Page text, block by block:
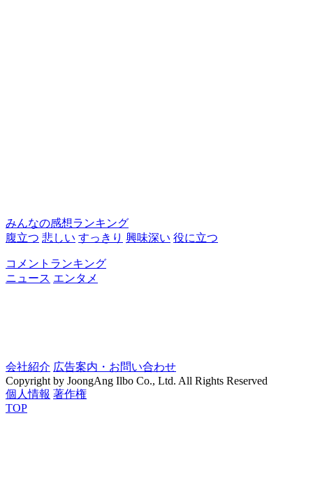
みんなの感想ランキング
腹立つ 悲しい すっきり 興味深い 役に立つ
コメントランキング
ニュース エンタメ
会社紹介 広告案内・お問い合わせ
Copyright by JoongAng Ilbo Co., Ltd. All Rights Reserved
個人情報 著作権
TOP